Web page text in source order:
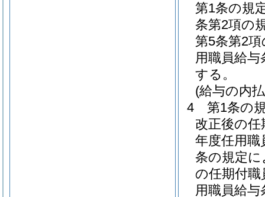
第1条の規
条第2項の
第5条第2
用職員給
する。
(給与の内
4
第1条の
改正後の
年度任用
条の規定
の任期付
用職員給